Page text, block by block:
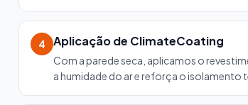
4 Aplicação de ClimateCoating
Com a parede seca, aplicamos o
a humidade do ar e reforça o isolamento